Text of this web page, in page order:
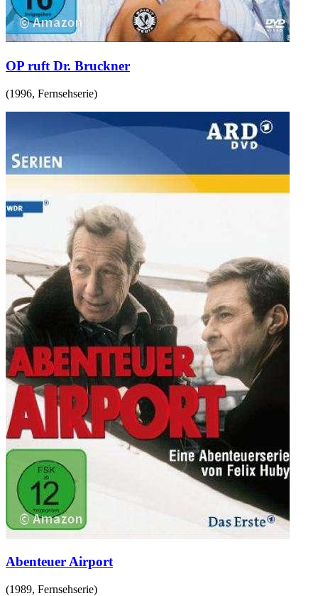
OP ruft Dr. Bruckner
(1996, Fernsehserie)
Abenteuer Airport
(1989, Fernsehserie)